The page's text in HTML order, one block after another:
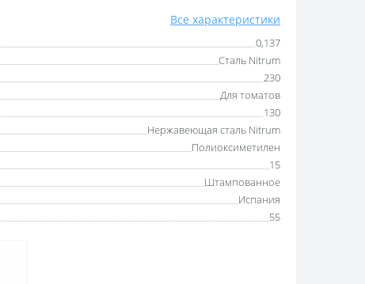
Все характеристики
0,137
Сталь Nitrum
230
Для томатов
130
Нержавеющая сталь Nitrum
Полиоксиметилен
15
Штампованное
Испания
55